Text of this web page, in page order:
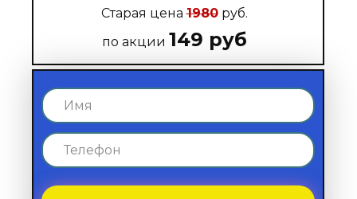
Старая цена1980руб.
по акции 149 руб